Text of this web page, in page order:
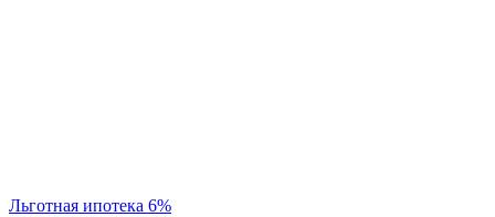
Льготная ипотека 6%